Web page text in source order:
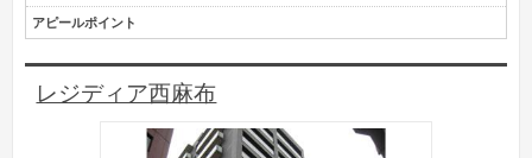
アピールポイント
レジディア西麻布